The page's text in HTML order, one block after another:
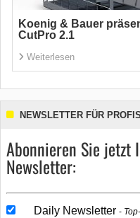
Koenig & Bauer
CutPro 2.1
Weiterlesen
NEWSLETTER FÜR PROFIS
Abonnieren Sie jetzt
Newsletter:
Daily Newsletter